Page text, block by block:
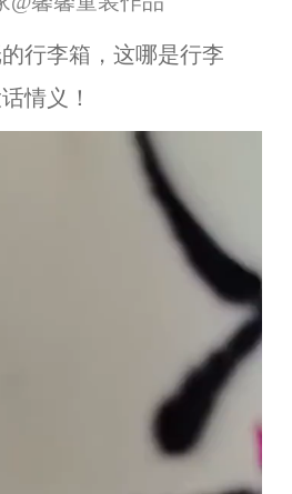
李箱，这哪是行李
情义！